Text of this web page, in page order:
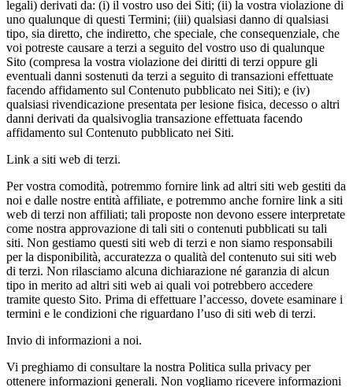
legali) derivati da: (i) il vostro uso dei Siti; (ii) la vostra violazione di
uno qualunque di questi Termini; (iii) qualsiasi danno di qualsiasi
tipo, sia diretto, che indiretto, che speciale, che consequenziale, che
voi potreste causare a terzi a seguito del vostro uso di qualunque
Sito (compresa la vostra violazione dei diritti di terzi oppure gli
eventuali danni sostenuti da terzi a seguito di transazioni effettuate
facendo affidamento sul Contenuto pubblicato nei Siti); e (iv)
qualsiasi rivendicazione presentata per lesione fisica, decesso o altri
danni derivati da qualsivoglia transazione effettuata facendo
affidamento sul Contenuto pubblicato nei Siti.
Link a siti web di terzi.
Per vostra comodità, potremmo fornire link ad altri siti web gestiti da
noi e dalle nostre entità affiliate, e potremmo anche fornire link a siti
web di terzi non affiliati; tali proposte non devono essere interpretate
come nostra approvazione di tali siti o contenuti pubblicati su tali
siti. Non gestiamo questi siti web di terzi e non siamo responsabili
per la disponibilità, accuratezza o qualità del contenuto sui siti web
di terzi. Non rilasciamo alcuna dichiarazione né garanzia di alcun
tipo in merito ad altri siti web ai quali voi potrebbero accedere
tramite questo Sito. Prima di effettuare l’accesso, dovete esaminare i
termini e le condizioni che riguardano l’uso di siti web di terzi.
Invio di informazioni a noi.
Vi preghiamo di consultare la nostra Politica sulla privacy per
ottenere informazioni generali. Non vogliamo ricevere informazioni